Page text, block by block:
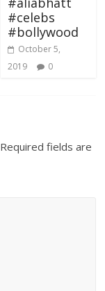
#celebs
#bollywood
October 5,
2019
0
Required fields are